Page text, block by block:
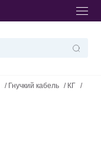
/ Гнучкий кабель / КГ /